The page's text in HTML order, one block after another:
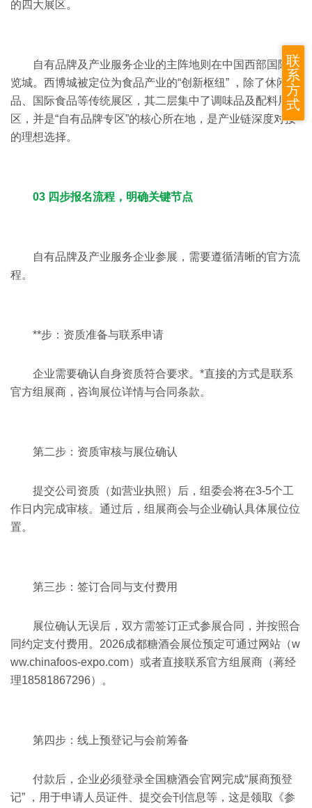
的四大展区。
自有品牌及产业服务企业的主阵地则在中国西部国际博
览城。西博城被定位为食品产业的“创新枢纽” ，除了休闲食
品、国际食品等传统展区，其二层集中了调味品及配料展
区，并是“自有品牌专区”的核心所在地，是产业链深度对接
的理想选择。
03 四步报名流程，明确关键节点
自有品牌及产业服务企业参展，需要遵循清晰的官方流
程。
**步：资质准备与联系申请
企业需要确认自身资质符合要求。*直接的方式是联系
官方组展商，咨询展位详情与合同条款。
第二步：资质审核与展位确认
提交公司资质（如营业执照）后，组委会将在3-5个工
作日内完成审核。通过后，组展商会与企业确认具体展位位
置。
第三步：签订合同与支付费用
展位确认无误后，双方需签订正式参展合同，并按照合
同约定支付费用。2026成都糖酒会展位预定可通过网站（w
ww.chinafoos-expo.com）或者直接联系官方组展商（蒋经
理18581867296）。
第四步：线上预登记与会前筹备
付款后，企业必须登录全国糖酒会官网完成“展商预登
记” ，用于申请人员证件、提交会刊信息等，这是领取《参
联
系
方
式